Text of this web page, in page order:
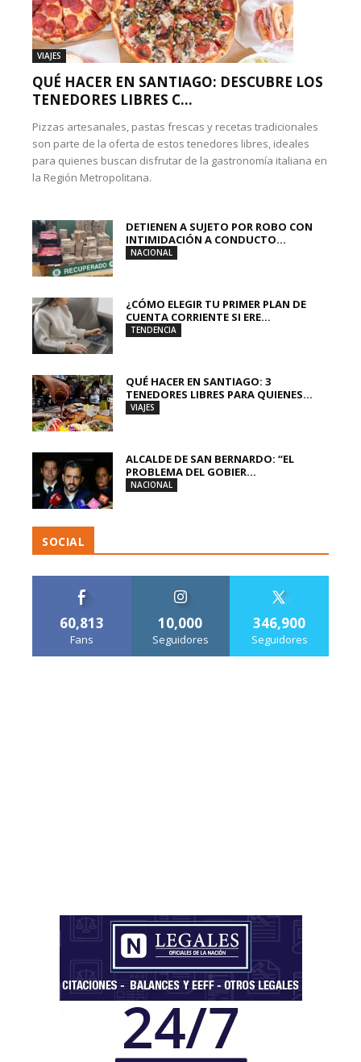
VIAJES
QUÉ HACER EN SANTIAGO: DESCUBRE LOS
TENEDORES LIBRES C...
Pizzas artesanales, pastas frescas y recetas tradicionales
son parte de la oferta de estos tenedores libres, ideales
para quienes buscan disfrutar de la gastronomía italiana en
la Región Metropolitana.
DETIENEN A SUJETO POR ROBO CON
INTIMIDACIÓN A CONDUCTO...
NACIONAL
¿CÓMO ELEGIR TU PRIMER PLAN DE
CUENTA CORRIENTE SI ERE...
TENDENCIA
QUÉ HACER EN SANTIAGO: 3
TENEDORES LIBRES PARA QUIENES...
VIAJES
ALCALDE DE SAN BERNARDO: “EL
PROBLEMA DEL GOBIER...
NACIONAL
SOCIAL
60,813
Fans
10,000
Seguidores
346,900
Seguidores